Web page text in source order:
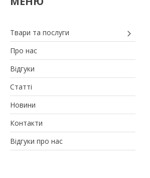
Твари та послуги
Про нас
Відгуки
Статті
Новини
Контакти
Відгуки про нас